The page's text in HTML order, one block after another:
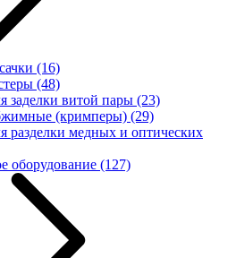
(16)
(48)
заделки витой пары (23)
(кримперы) (29)
разделки медных и оптических
оборудование (127)